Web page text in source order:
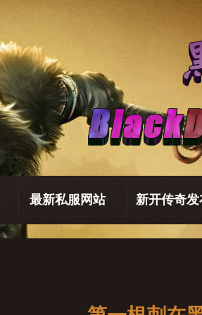
最新私服网站 新开传奇发